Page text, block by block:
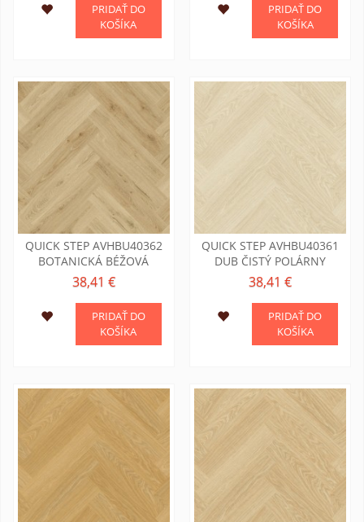
PRIDAŤ DO
KOŠÍKA
PRIDAŤ DO
KOŠÍKA
QUICK STEP AVHBU40362
BOTANICKÁ BÉŽOVÁ
38,41 €
PRIDAŤ DO
KOŠÍKA
QUICK STEP AVHBU40361
DUB ČISTÝ POLÁRNY
38,41 €
PRIDAŤ DO
KOŠÍKA